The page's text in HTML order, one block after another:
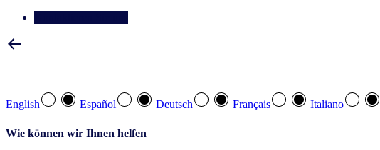
English Español Deutsch Français Italiano
Wie können wir Ihnen helfen